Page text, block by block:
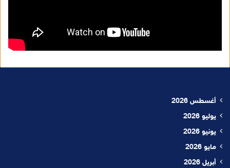
أغسطس 2026
يوليو 2026
يونيو 2026
مايو 2026
أبريل 2026